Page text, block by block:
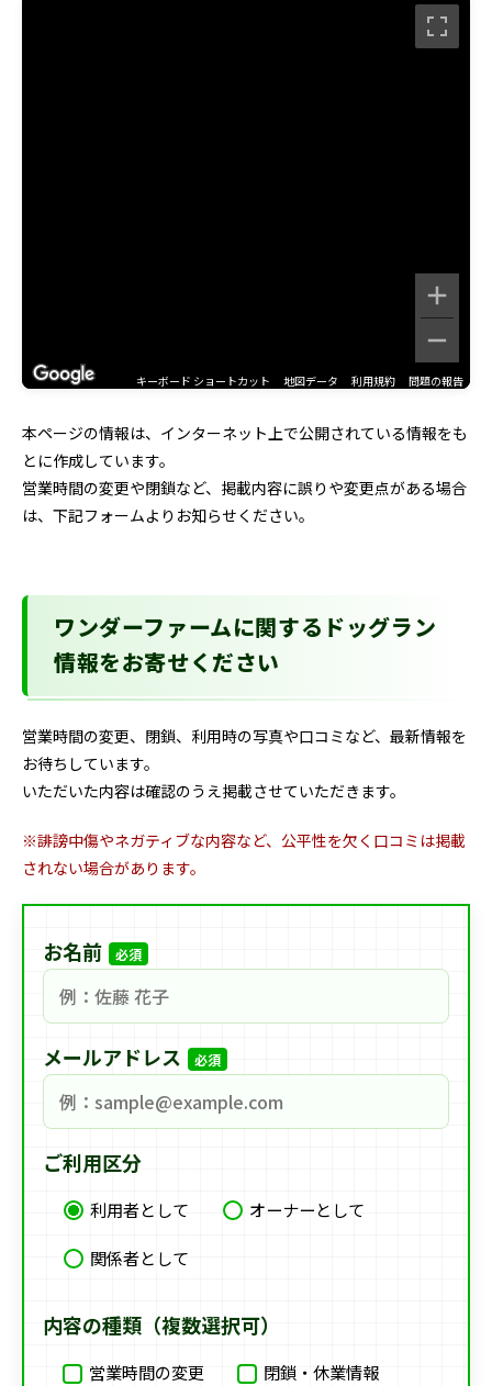
キーボード ショートカット 地図データ 利用規約 問題の報告
本ページの情報は、インターネット上で公開されている情報をも
とに作成しています。
営業時間の変更や閉鎖など、掲載内容に誤りや変更点がある場合
は、下記フォームよりお知らせください。
ワンダーファームに関するドッグラン
情報をお寄せください
営業時間の変更、閉鎖、利用時の写真や口コミなど、最新情報を
お待ちしています。
いただいた内容は確認のうえ掲載させていただきます。
※誹謗中傷やネガティブな内容など、公平性を欠く口コミは掲載
されない場合があります。
お名前 必須
メールアドレス 必須
ご利用区分
利用者として
オーナーとして
関係者として
内容の種類（複数選択可）
営業時間の変更 閉鎖・休業情報